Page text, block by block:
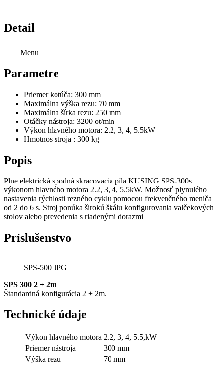
Detail
Menu
Parametre
Priemer kotúča: 300 mm
Maximálna výška rezu: 70 mm
Maximálna šírka rezu: 250 mm
Otáčky nástroja: 3200 ot/min
Výkon hlavného motora: 2.2, 3, 4, 5.5kW
Hmotnos stroja : 300 kg
Popis
Plne elektrická spodná skracovacia píla KUSING SPS-300s
výkonom hlavného motora 2.2, 3, 4, 5.5kW. Možnosť plynulého
nastavenia rýchlosti rezného cyklu pomocou frekvenčného meniča
od 2 do 6 s. Stroj ponúka širokú škálu konfigurovania valčekových
stolov alebo prevedenia s riadenými dorazmi
Príslušenstvo
SPS-500 JPG
SPS 300 2 + 2m
Štandardná konfigurácia 2 + 2m.
Technické údaje
Výkon hlavného motora 2.2, 3, 4, 5.5,kW
Priemer nástroja
300 mm
Výška rezu
70 mm